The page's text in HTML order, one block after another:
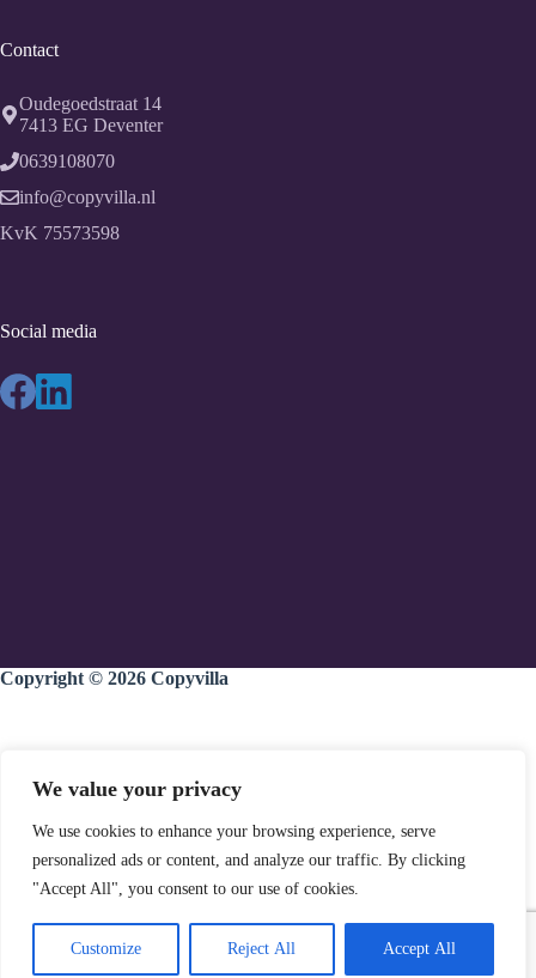
We value your privacy
We use cookies to enhance your browsing experience, serve
personalized ads or content, and analyze our traffic. By clicking
"Accept All", you consent to our use of cookies.
Customize Reject All Accept All
Contact
Oudegoedstraat 14
7413 EG Deventer
0639108070
info@copyvilla.nl
KvK 75573598
Social media
Copyright © 2026 Copyvilla
Diensten
Team
Blog